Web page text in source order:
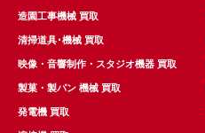
造園工事機械 買取
清掃道具･機械 買取
映像・音響制作・スタジオ機器 買取
製菓・製パン 機械 買取
発電機 買取